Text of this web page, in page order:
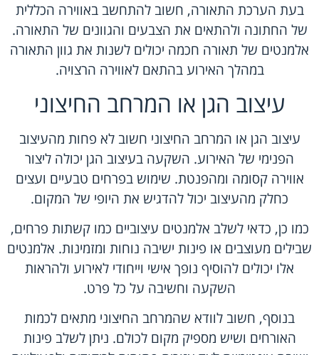
בעת הערכת התאורה, חשוב להתחשב באווירה הכללית
של החתונה ולהתאים את הצבעים והגוונים של התאורה.
אלמנטים של תאורה חכמה יכולים לשנות את גוון התאורה
במהלך האירוע בהתאם לאווירה הרצויה.
עיצוב הגן או המרחב החיצוני
עיצוב הגן או המרחב החיצוני חשוב לא פחות מהעיצוב
הפנימי של האירוע. השקעה בעיצוב הגן יכולה ליצור
אווירה קסומה ומהפנטת. שימוש בפרחים טבעיים ועצים
כחלק מהעיצוב יכול להדגיש את היופי של המקום.
כמו כן, כדאי לשלב אלמנטים עיצוביים כמו קשתות פרחים,
שבילים מעוצבים או פינות ישיבה נוחות ומזמינות. אלמנטים
אלו יכולים להוסיף נופך אישי וייחודי לאירוע ולהראות
השקעה וחשיבה על כל פרט.
בנוסף, חשוב לוודא שהמרחב החיצוני מתאים לכמות
האורחים ושיש מספיק מקום לכולם. ניתן לשלב פינות